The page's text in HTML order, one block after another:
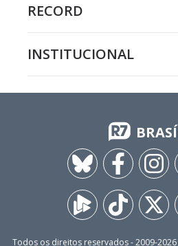
RECORD
INSTITUCIONAL
Todos os direitos reservados - 2009-2026